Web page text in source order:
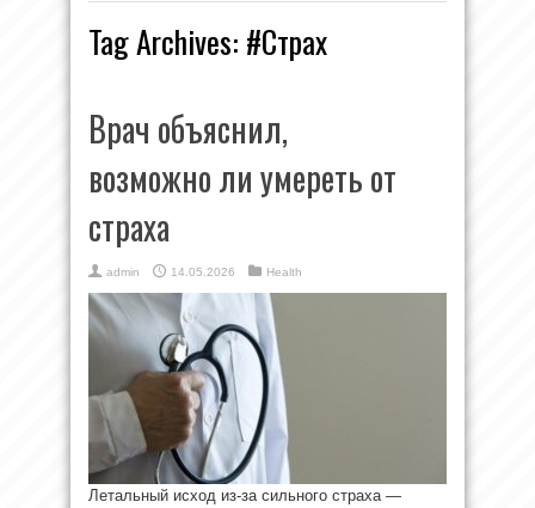
Tag Archives: #Страх
Врач объяснил,
возможно ли умереть от
страха
admin 14.05.2026 Health
Летальный исход из-за сильного страха —